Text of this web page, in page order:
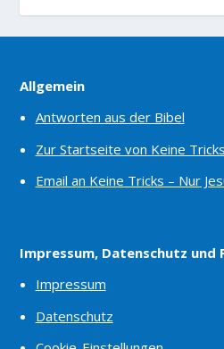
Allgemein
Antworten aus der Bibel
Zur Startseite von Keine
Email an Keine Tricks – Nur
Impressum, Datenschutz und
Impressum
Datenschutz